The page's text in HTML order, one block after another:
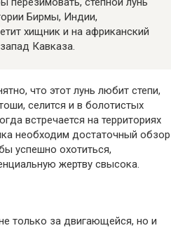
Бирмы, Индии,
хищник и на африканский
Кавказа.
что этот лунь любит степи,
селится и в болотистых
встречается на территориях
необходим достаточный обзор
успешно охотиться,
жертву свысока.
только за двигающейся, но и